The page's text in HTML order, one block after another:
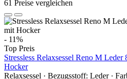
61 Preise vergleichen
- 11%
Top Preis
Stressless Relaxsessel Reno M
Hocker
Relaxsessel · Bezugsstoff: Leder ·